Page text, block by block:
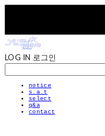
LOG IN 로그인
notice
s.a.t
select
q&a
contact